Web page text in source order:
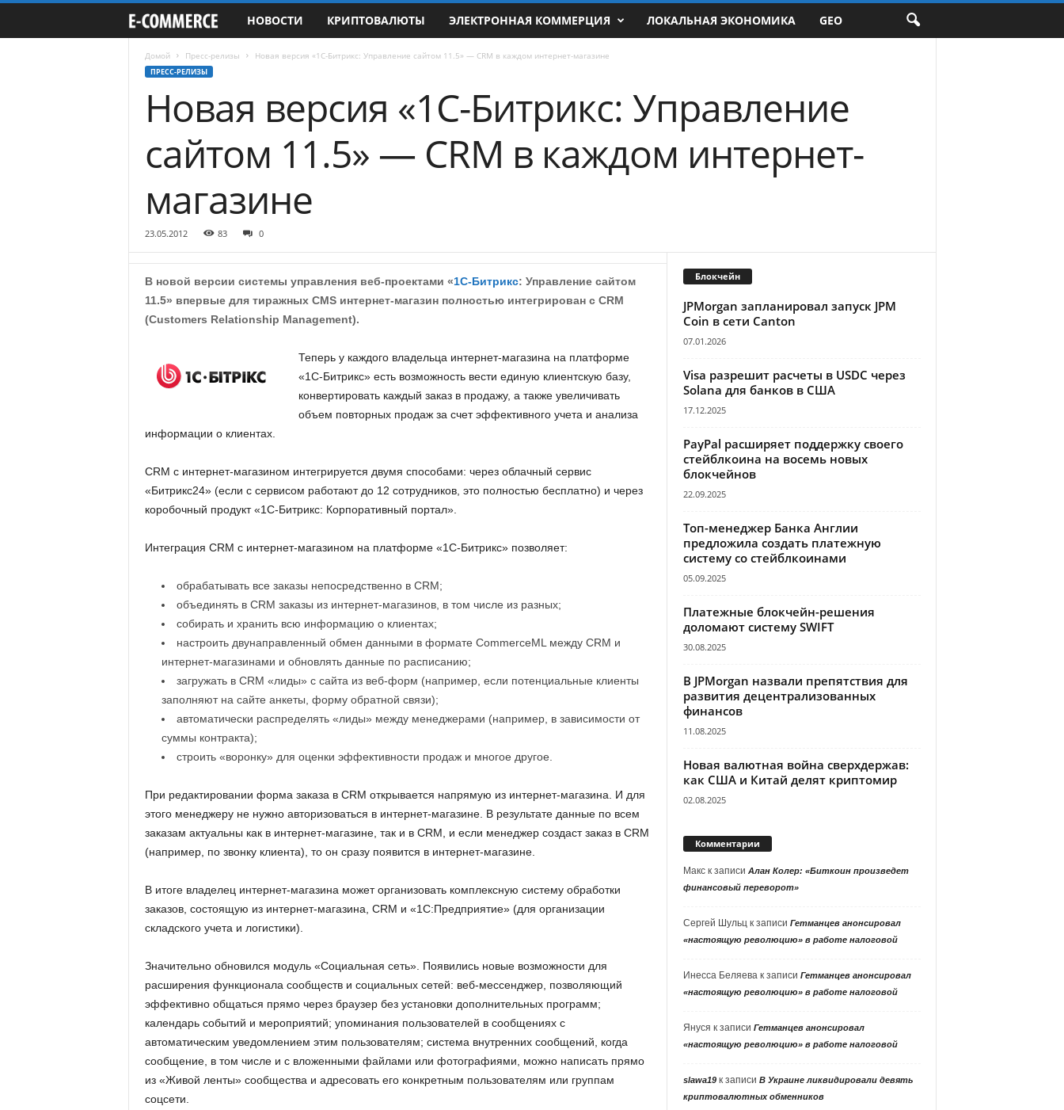
-
o
m
m
r
c
o
m
.
НОВОСТИ КРИПТОВАЛЮТЫ ЭЛЕКТРОННАЯ КОММЕРЦИЯ ЛОКАЛЬНАЯ ЭКОНОМИКА GEO
Домой Пресс-релизы Новая версия «1С-Битрикс: Управление сайтом 11.5» — CRM в каждом интернет-магазине
ПРЕСС-РЕЛИЗЫ
Новая версия «1С-Битрикс: Управление
сайтом 11.5» — CRM в каждом интернет-
магазине
23.05.2012 83 0
В новой версии системы управления веб-проектами «1С-Битрикс: Управление сайтом
11.5» впервые для тиражных CMS интернет-магазин полностью интегрирован с CRM
(Customers Relationship Management).
Теперь у каждого владельца интернет-магазина на платформе
«1С-Битрикс» есть возможность вести единую клиентскую базу,
конвертировать каждый заказ в продажу, а также увеличивать
объем повторных продаж за счет эффективного учета и анализа
информации о клиентах.
CRM с интернет-магазином интегрируется двумя способами: через облачный сервис
«Битрикс24» (если с сервисом работают до 12 сотрудников, это полностью бесплатно) и через
коробочный продукт «1С-Битрикс: Корпоративный портал».
Интеграция CRM с интернет-магазином на платформе «1С-Битрикс» позволяет:
обрабатывать все заказы непосредственно в CRM;
объединять в CRM заказы из интернет-магазинов, в том числе из разных;
собирать и хранить всю информацию о клиентах;
настроить двунаправленный обмен данными в формате CommerceML между CRM и
интернет-магазинами и обновлять данные по расписанию;
загружать в CRM «лиды» с сайта из веб-форм (например, если потенциальные клиенты
заполняют на сайте анкеты, форму обратной связи);
автоматически распределять «лиды» между менеджерами (например, в зависимости от
суммы контракта);
строить «воронку» для оценки эффективности продаж и многое другое.
При редактировании форма заказа в CRM открывается напрямую из интернет-магазина. И для
этого менеджеру не нужно авторизоваться в интернет-магазине. В результате данные по всем
заказам актуальны как в интернет-магазине, так и в CRM, и если менеджер создаст заказ в CRM
(например, по звонку клиента), то он сразу появится в интернет-магазине.
В итоге владелец интернет-магазина может организовать комплексную систему обработки
заказов, состоящую из интернет-магазина, CRM и «1С:Предприятие» (для организации
складского учета и логистики).
Значительно обновился модуль «Социальная сеть». Появились новые возможности для
расширения функционала сообществ и социальных сетей: веб-мессенджер, позволяющий
эффективно общаться прямо через браузер без установки дополнительных программ;
календарь событий и мероприятий; упоминания пользователей в сообщениях с
автоматическим уведомлением этим пользователям; система внутренних сообщений, когда
сообщение, в том числе и с вложенными файлами или фотографиями, можно написать прямо
из «Живой ленты» сообщества и адресовать его конкретным пользователям или группам
соцсети.
Блокчейн
JPMorgan запланировал запуск JPM
Coin в сети Canton
07.01.2026
Visa разрешит расчеты в USDC через
Solana для банков в США
17.12.2025
PayPal расширяет поддержку своего
стейблкоина на восемь новых
блокчейнов
22.09.2025
Топ-менеджер Банка Англии
предложила создать платежную
систему со стейблкоинами
05.09.2025
Платежные блокчейн-решения
доломают систему SWIFT
30.08.2025
В JPMorgan назвали препятствия для
развития децентрализованных
финансов
11.08.2025
Новая валютная война сверхдержав:
как США и Китай делят криптомир
02.08.2025
Комментарии
Макск записи Алан Колер: «Биткоин произведет
финансовый переворот»
Сергей Шульцк записи Гетманцев анонсировал
«настоящую революцию» в работе налоговой
Инесса Беляевак записи Гетманцев анонсировал
«настоящую революцию» в работе налоговой
Януся к записи Гетманцев анонсировал
«настоящую революцию» в работе налоговой
slawa19к записи В Украине ликвидировали девять
криптовалютных обменников